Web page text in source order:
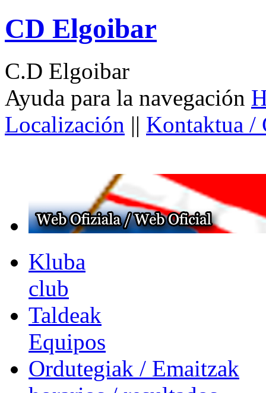
CD Elgoibar
C.D Elgoibar
Ayuda para la navegación
Localización || Kontaktua /
Kluba
club
Taldeak
Equipos
Ordutegiak / Emaitzak